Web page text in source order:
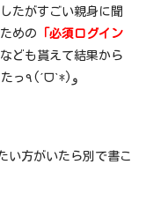
たがすごい親身に聞
めの 「必須ログイン
なども貰えて結果から
言うとサイト内ランキングトップINしましたっ٩(ˊᗜˋ*)و
い方がいたら別で書こ